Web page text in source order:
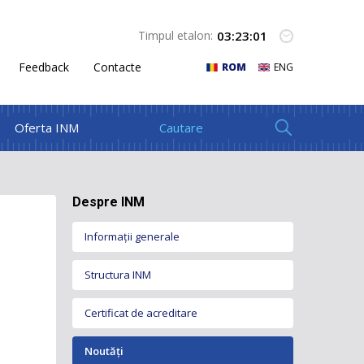
Timpul etalon: 03:23:02
Feedback Contacte ROM ENG
Oferta INM
Despre INM
Informații generale
Structura INM
Conducerea INM
Certificat de acreditare
Noutăți